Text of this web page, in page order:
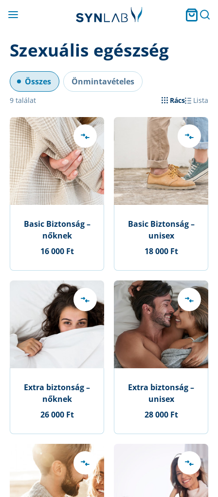
Szexuális egészség
Összes Önmintavételes
9 találat Rács Lista
Basic Biztonság –
nőknek
16 000 Ft
Basic Biztonság –
unisex
18 000 Ft
Extra biztonság –
nőknek
26 000 Ft
Extra biztonság –
unisex
28 000 Ft